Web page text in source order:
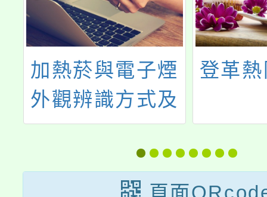
加熱菸與電子煙
外觀辨識方式及
說明
登革
頁面